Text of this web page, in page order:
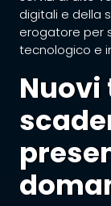
digitali e della
erogatore per
tecnologico e